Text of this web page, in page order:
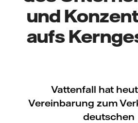
und
aufs
Vattenfall hat
Vereinbarung zum
deutschen